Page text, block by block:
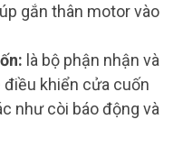
gắn thân motor vào
là bộ phận nhận và
khiển cửa cuốn
như còi báo động và